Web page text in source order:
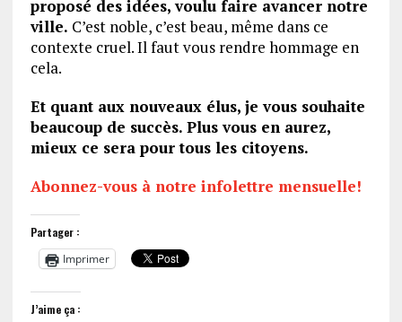
proposé des idées, voulu faire avancer notre
ville. C’est noble, c’est beau, même dans ce
contexte cruel. Il faut vous rendre hommage en
cela.
Et quant aux nouveaux élus, je vous souhaite
beaucoup de succès. Plus vous en aurez,
mieux ce sera pour tous les citoyens.
Abonnez-vous à notre infolettre mensuelle!
Partager :
Imprimer
J’aime ça :